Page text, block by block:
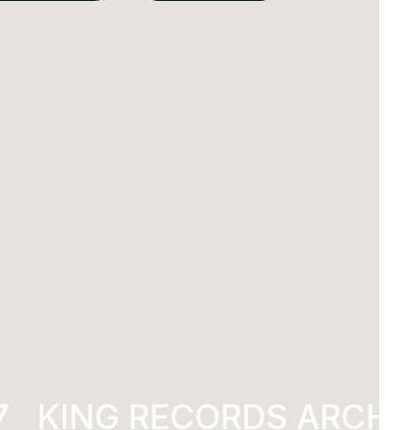
KING RECORDS